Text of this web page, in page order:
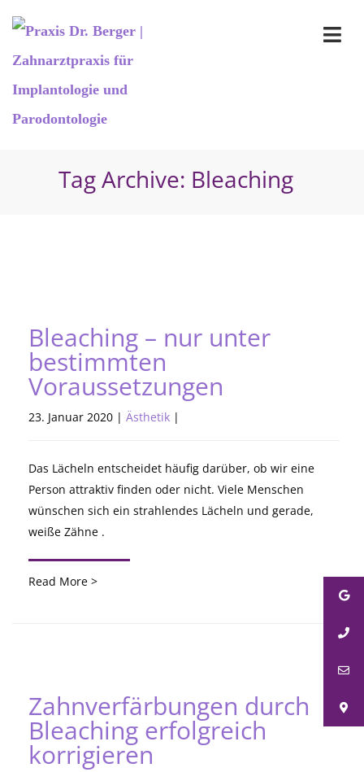
Tag Archive: Bleaching
Bleaching – nur unter
bestimmten
Voraussetzungen
23. Januar 2020 | Ästhetik |
Das Lächeln entscheidet häufig darüber, ob wir eine
Person attraktiv finden oder nicht. Viele Menschen
wünschen sich ein strahlendes Lächeln und gerade,
weiße Zähne .
Read More >
Zahnverfärbungen durch
Bleaching erfolgreich
korrigieren